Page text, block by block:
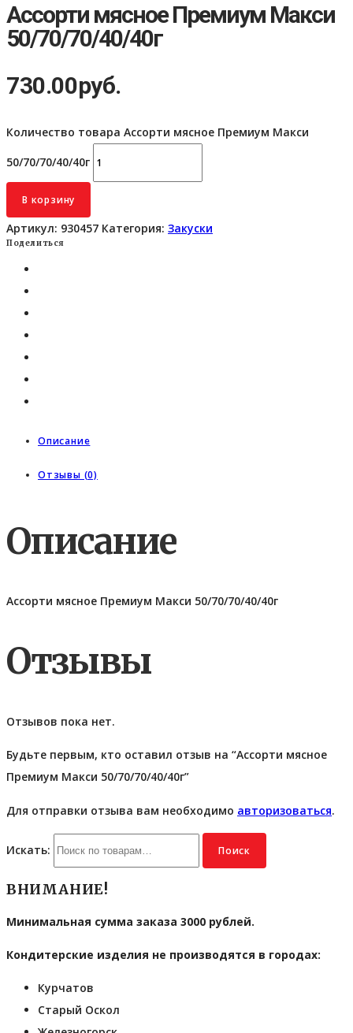
Ассорти мясное Премиум Макси
50/70/70/40/40г
730.00руб.
Количество товара Ассорти мясное Премиум Макси
50/70/70/40/40г
В корзину
Артикул: 930457 Категория: Закуски
Поделиться
Описание
Отзывы (0)
Описание
Ассорти мясное Премиум Макси 50/70/70/40/40г
Отзывы
Отзывов пока нет.
Будьте первым, кто оставил отзыв на “Ассорти мясное
Премиум Макси 50/70/70/40/40г”
Для отправки отзыва вам необходимо авторизоваться.
Искать: Поиск
ВНИМАНИЕ!
Минимальная сумма заказа 3000 рублей.
Кондитерские изделия не производятся в городах:
Курчатов
Старый Оскол